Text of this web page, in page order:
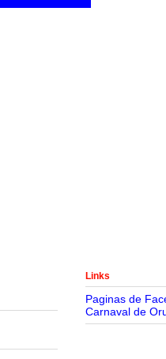
Links
Paginas de
Carnaval de